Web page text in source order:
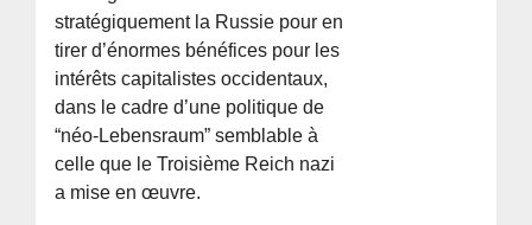
stratégiquement la Russie pour en
tirer d’énormes bénéfices pour les
intérêts capitalistes occidentaux,
dans le cadre d’une politique de
“néo-Lebensraum” semblable à
celle que le Troisième Reich nazi
a mise en œuvre.